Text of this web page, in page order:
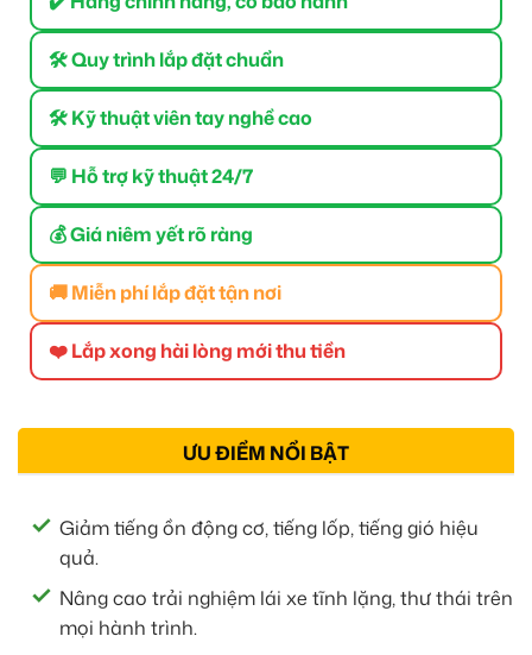
🛠 Quy trình lắp đặt chuẩn
🛠 Kỹ thuật viên tay nghề cao
💬 Hỗ trợ kỹ thuật 24/7
💰 Giá niêm yết rõ ràng
🚚 Miễn phí lắp đặt tận nơi
❤️ Lắp xong hài lòng mới thu tiền
ƯU ĐIỂM NỔI BẬT
Giảm tiếng ồn động cơ, tiếng lốp, tiếng gió hiệu
quả.
Nâng cao trải nghiệm lái xe tĩnh lặng, thư thái trên
mọi hành trình.